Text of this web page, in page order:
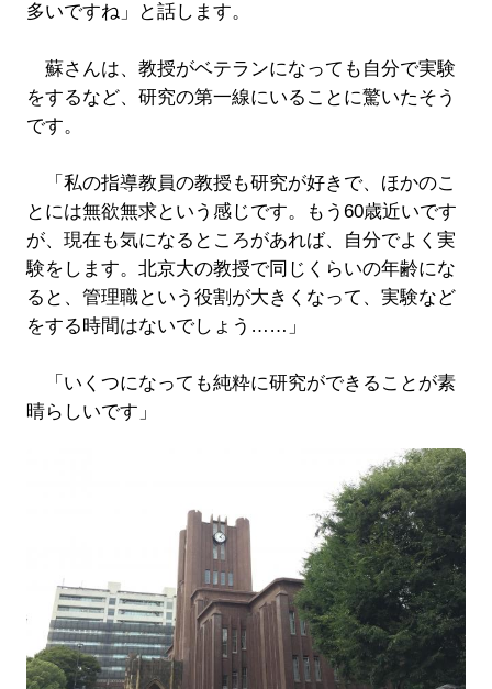
多いですね」と話します。
蘇さんは、教授がベテランになっても自分で実験
をするなど、研究の第一線にいることに驚いたそう
です。
「私の指導教員の教授も研究が好きで、ほかのこ
とには無欲無求という感じです。もう60歳近いです
が、現在も気になるところがあれば、自分でよく実
験をします。北京大の教授で同じくらいの年齢にな
ると、管理職という役割が大きくなって、実験など
をする時間はないでしょう……」
「いくつになっても純粋に研究ができることが素
晴らしいです」